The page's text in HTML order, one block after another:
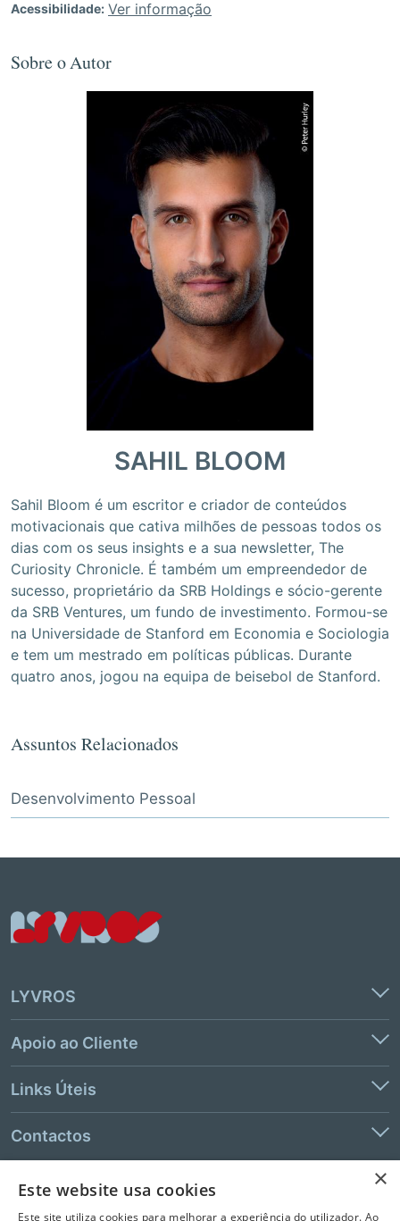
Acessibilidade: Ver informação
Sobre o Autor
SAHIL BLOOM
Sahil Bloom é um escritor e criador de conteúdos
motivacionais que cativa milhões de pessoas todos os
dias com os seus insights e a sua newsletter, The
Curiosity Chronicle. É também um empreendedor de
sucesso, proprietário da SRB Holdings e sócio-gerente
da SRB Ventures, um fundo de investimento. Formou-se
na Universidade de Stanford em Economia e Sociologia
e tem um mestrado em políticas públicas. Durante
quatro anos, jogou na equipa de beisebol de Stanford.
Assuntos Relacionados
Desenvolvimento Pessoal
LYVROS
Apoio ao Cliente
Links Úteis
Contactos
© 2026 LeYa, S.A. Todos os direitos reservados. Não é permitida a
×
Este website usa cookies
Este site utiliza cookies para melhorar a experiência do utilizador. Ao